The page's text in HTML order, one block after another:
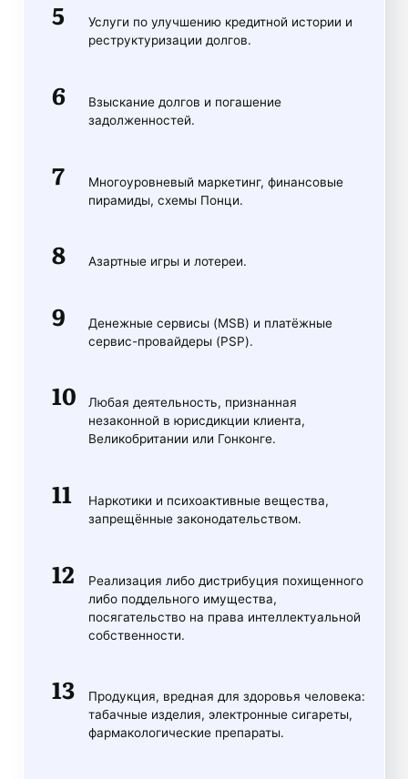
Услуги по улучшению кредитной истории и
реструктуризации долгов.
Взыскание долгов и погашение
задолженностей.
Многоуровневый маркетинг, финансовые
пирамиды, схемы Понци.
Азартные игры и лотереи.
Денежные сервисы (MSB) и платёжные
сервис-провайдеры (PSP).
Любая деятельность, признанная
незаконной в юрисдикции клиента,
Великобритании или Гонконге.
Наркотики и психоактивные вещества,
запрещённые законодательством.
Реализация либо дистрибуция похищенного
либо поддельного имущества,
посягательство на права интеллектуальной
собственности.
Продукция, вредная для здоровья человека:
табачные изделия, электронные сигареты,
фармакологические препараты.